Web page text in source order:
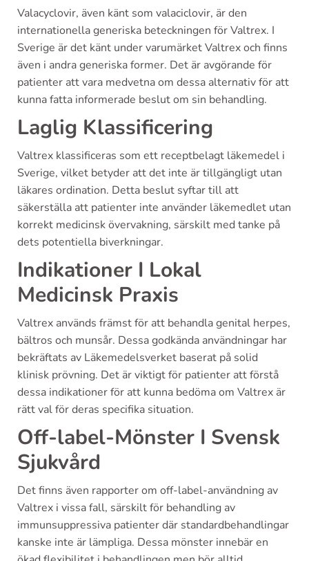
Valacyclovir, även känt som valaciclovir, är den
internationella generiska beteckningen för Valtrex. I
Sverige är det känt under varumärket Valtrex och finns
även i andra generiska former. Det är avgörande för
patienter att vara medvetna om dessa alternativ för att
kunna fatta informerade beslut om sin behandling.
Laglig Klassificering
Valtrex klassificeras som ett receptbelagt läkemedel i
Sverige, vilket betyder att det inte är tillgängligt utan
läkares ordination. Detta beslut syftar till att
säkerställa att patienter inte använder läkemedlet utan
korrekt medicinsk övervakning, särskilt med tanke på
dets potentiella biverkningar.
Indikationer I Lokal
Medicinsk Praxis
Valtrex används främst för att behandla genital herpes,
bältros och munsår. Dessa godkända användningar har
bekräftats av Läkemedelsverket baserat på solid
klinisk prövning. Det är viktigt för patienter att förstå
dessa indikationer för att kunna bedöma om Valtrex är
rätt val för deras specifika situation.
Off-label-Mönster I Svensk
Sjukvård
Det finns även rapporter om off-label-användning av
Valtrex i vissa fall, särskilt för behandling av
immunsuppressiva patienter där standardbehandlingar
kanske inte är lämpliga. Dessa mönster innebär en